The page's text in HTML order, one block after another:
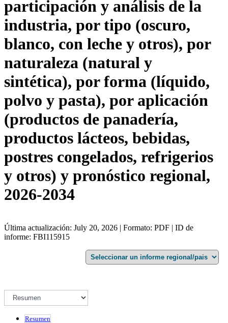
participación y análisis de la
industria, por tipo (oscuro,
blanco, con leche y otros), por
naturaleza (natural y
sintética), por forma (líquido,
polvo y pasta), por aplicación
(productos de panadería,
productos lácteos, bebidas,
postres congelados, refrigerios
y otros) y pronóstico regional,
2026-2034
Última actualización: July 20, 2026 | Formato: PDF | ID de
informe: FBI115915
Resumen